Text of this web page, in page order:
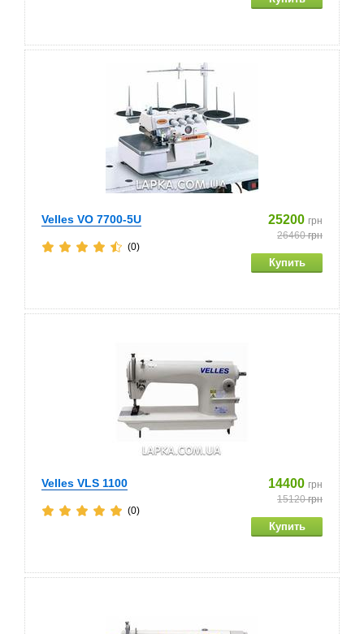
Velles VO 7700-5U 25200 грн
26460грн
(0)
Velles VLS 1100 14400 грн
15120грн
(0)